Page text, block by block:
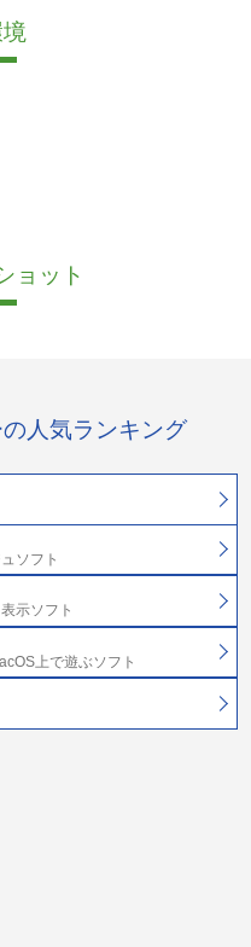
ョット
の人気ランキング
ソフト
示ソフト
上で遊ぶソフト